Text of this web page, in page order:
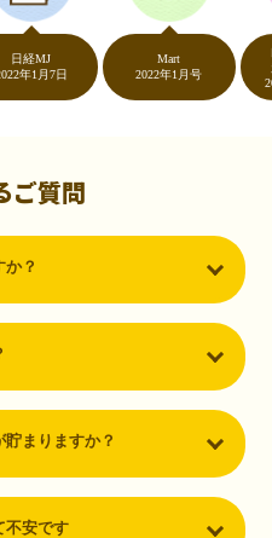
モッピーを経由するだけでポイ
てほしかった～！貯まったポイ
を楽しんでます♪
を発行するだけでポイントが貯ま
カードの発行やアプリダウンロー
MJ
月7日
2022年1月号
内村
超社
2021年
ご質問
？
まりますか？
不安です